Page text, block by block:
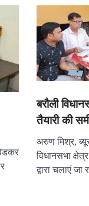
बरौली
तैयारी की
अरुण मिश्र,
विधानसभा
द्वारा चलाएं